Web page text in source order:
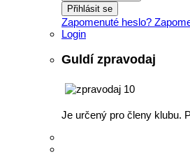
Přihlásit se
Zapomenuté heslo?
Login
Guldí zpravodaj
Je určený pro členy klubu.